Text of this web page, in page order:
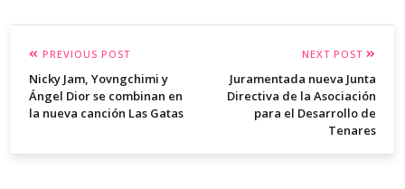
PREVIOUS POST
Nicky Jam, Yovngchimi y
Ángel Dior se combinan en
la nueva canción Las Gatas
NEXT POST
Juramentada nueva Junta
Directiva de la Asociación
para el Desarrollo de
Tenares